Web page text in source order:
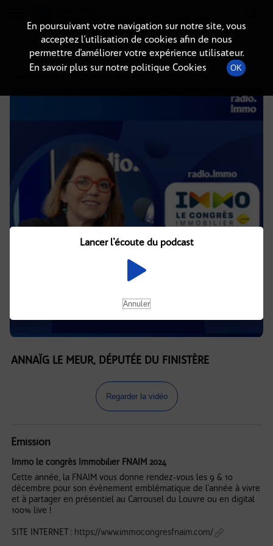
DÉTAILS DE L'ÉMISSION
ANNAÏG LE MEUR, DÉPUTÉE DU FINISTÈRE
Regarder la vidéo
Emission
Immo le congrès Immobilier FNAIM 2024
Cette année, la FNAIM vous donne rendez-vous les 9 & 10
décembre pour son évènement emblématique de l'année à vivre
et à partager en présentiel au Carrousel du Louvre ou en digital
100% live !
SITE INTERNET : https://www.immocongresfnaim.com/
En poursuivant votre navigation sur notre site, vous
acceptez l’utilisation de cookies afin de nous
permettre d’améliorer votre expérience utilisateur.
En savoir plus sur notre politique Cookies
OK
Lancer l'écoute du podcast
Annuler